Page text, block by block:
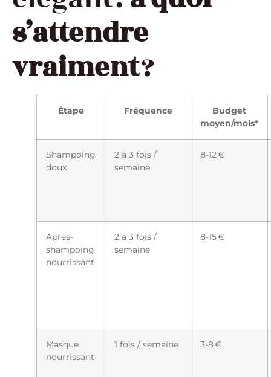
s’attendre
vraiment?
Étape Fréquence
Budget
moyen/mois*
Shampoing
doux
2 à 3 fois /
semaine
8-12 €
Après-
shampoing
nourrissant
2 à 3 fois /
semaine
8-15 €
Masque
nourrissant
1 fois / semaine 3-8 €